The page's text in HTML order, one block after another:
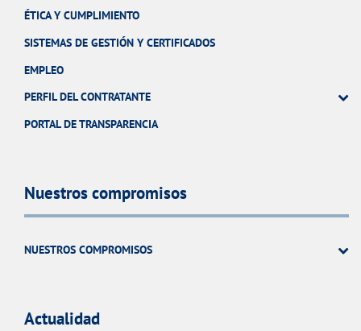
ÉTICA Y CUMPLIMIENTO
SISTEMAS DE GESTIÓN Y CERTIFICADOS
EMPLEO
PERFIL DEL CONTRATANTE
PORTAL DE TRANSPARENCIA
Nuestros compromisos
NUESTROS COMPROMISOS
Actualidad